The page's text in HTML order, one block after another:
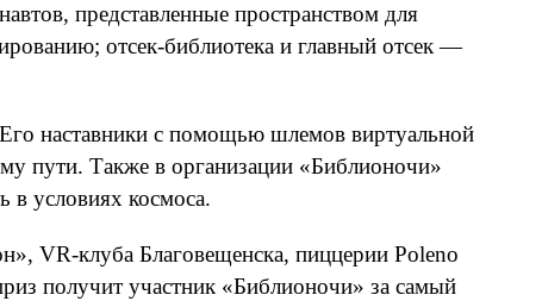
представленные пространством для
отсек-библиотека и главный отсек —
наставники с помощью шлемов виртуальной
пути. Также в организации «Библионочи»
в условиях космоса.
VR-клуба Благовещенска, пиццерии Poleno
получит участник «Библионочи» за самый